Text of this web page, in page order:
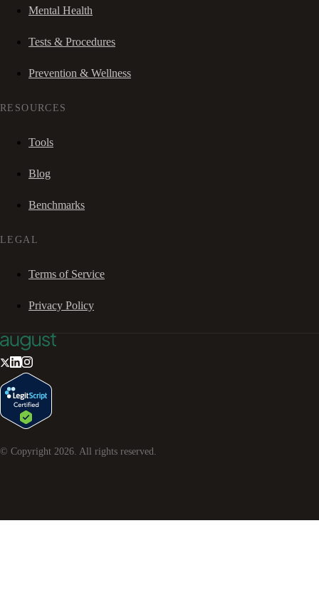
Mental Health
Tests & Procedures
Prevention & Wellness
RESOURCES
Tools
Blog
Benchmarks
LEGAL
Terms of Service
Privacy Policy
© Copyright 2026. All rights reserved.